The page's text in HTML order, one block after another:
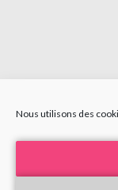
Nous utilisons des